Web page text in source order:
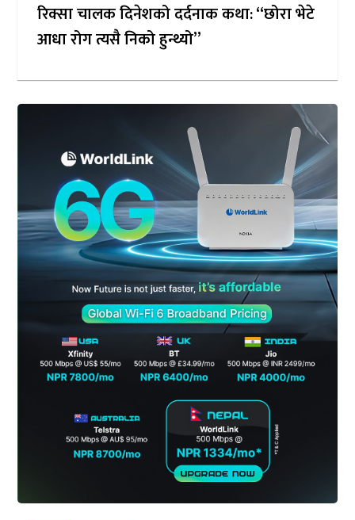
रिक्सा चालक दिनेशको दर्दनाक कथा: “छोरा भेटे
आधा रोग त्यसै निको हुन्थ्यो”